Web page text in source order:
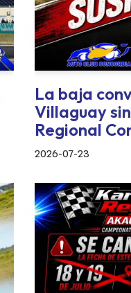
La baja
Villaguay
Regional
2026-07-23